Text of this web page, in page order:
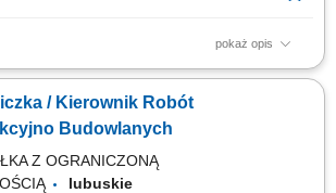
pokaż opis
Góra, województwo lubuskie Opis stanowiska:
techniczną oraz obowiązującymi
pracy zespołów wykonawczych oraz
/ Kierownik Robót
Budowlanych
Z OGRANICZONĄ
lubuskie